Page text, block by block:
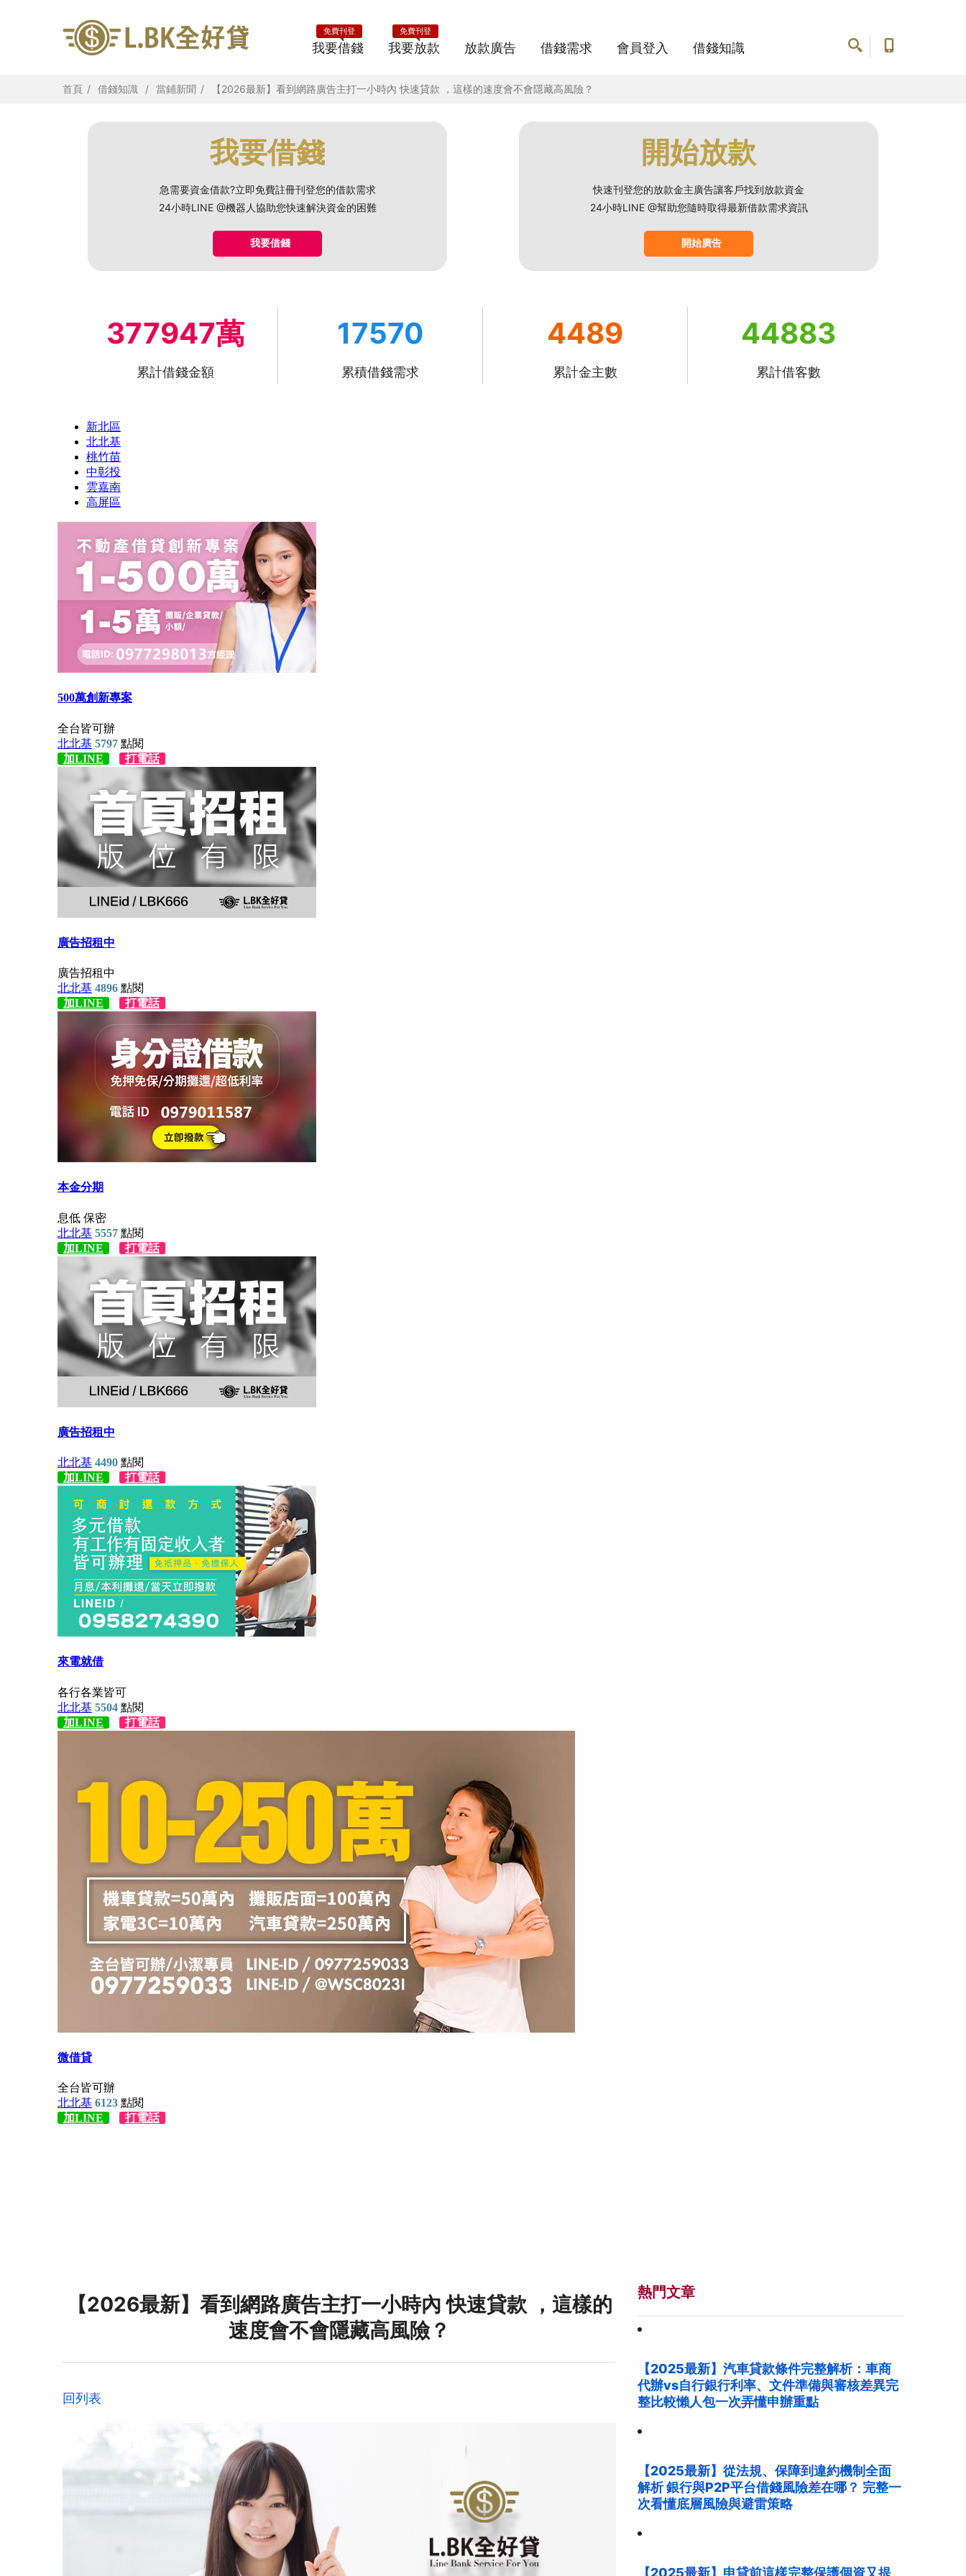
我要借錢
免費刊登
我要放款
免費刊登
放款廣告 借錢需求 會員登入 借錢知識
首頁 借錢知識 當鋪新聞 【2026最新】看到網路廣告主打一小時內 快速貸款 ，這樣的速度會不會隱藏高風險？
我要借錢
急需要資金借款?立即免費註冊刊登您的借款需求
24小時LINE @機器人協助您快速解決資金的困難
我要借錢
開始放款
快速刊登您的放款金主廣告讓客戶找到放款資金
24小時LINE @幫助您隨時取得最新借款需求資訊
開始廣告
377947萬
累計借錢金額
17570
累積借錢需求
4489
累計金主數
44883
累計借客數
【2026最新】看到網路廣告主打一小時內 快速貸款 ，這樣的
速度會不會隱藏高風險？
回列表
熱門文章
【2025最新】汽車貸款條件完整解析：車商
代辦vs自行銀行利率、文件準備與審核差異完
整比較懶人包一次弄懂申辦重點
【2025最新】從法規、保障到違約機制全面
解析 銀行與P2P平台借錢風險差在哪？ 完整一
次看懂底層風險與避雷策略
【2025最新】申貸前這樣完整保護個資又提